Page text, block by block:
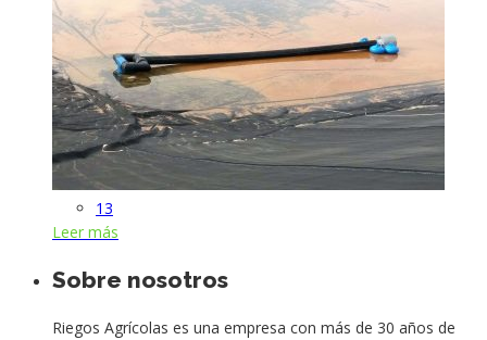
13
Leer más
Sobre nosotros
Riegos Agrícolas es una empresa con más de 30 años de